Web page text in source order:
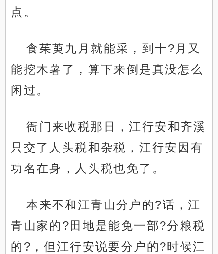
点。
食茱萸九月就能采，到十?月又
能挖木薯了，算下来倒是真没怎么
闲过。
衙门来收税那日，江行安和齐溪
只交了人头税和杂税，江行安因有
功名在身，人头税也免了。
本来不和江青山分户的?话，江
青山家的?田地是能免一部?分粮税
的?，但江行安说要分户的?时候江